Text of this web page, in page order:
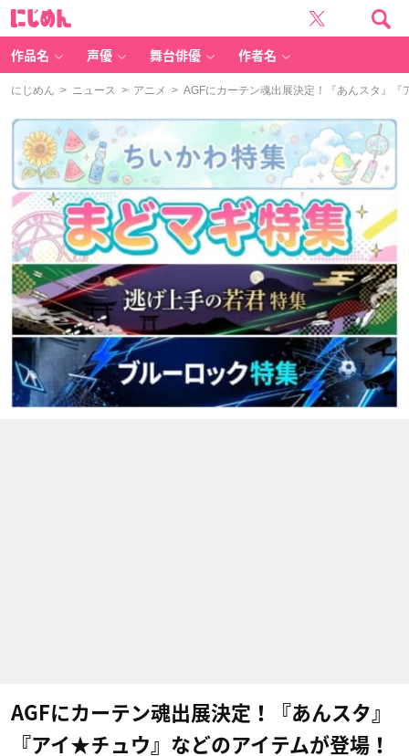
作品名 声優 舞台俳優 作者名
にじめん > ニュース > アニメ > AGFにカーテン魂出展決定！『あんスタ』
AGFにカーテン魂出展決定！『あんスタ』
『アイ★チュウ』などのアイテムが登場！